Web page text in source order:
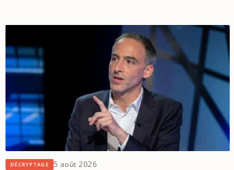
DÉCRYPTAGE 5 août 2026